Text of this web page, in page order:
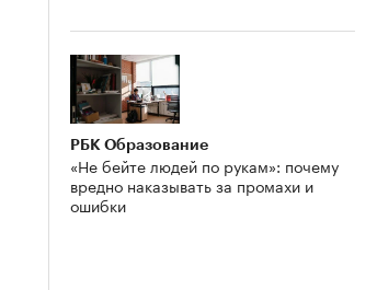
РБК Образование
«Не бейте людей по рукам»: почему
вредно наказывать за промахи и
ошибки